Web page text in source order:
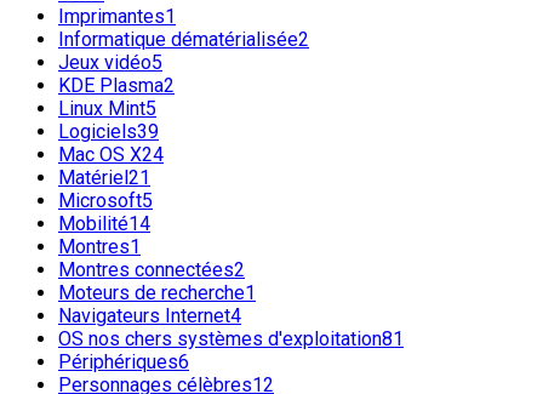
Imprimantes1
Informatique dématérialisée2
Jeux vidéo5
KDE Plasma2
Linux Mint5
Logiciels39
Mac OS X24
Matériel21
Microsoft5
Mobilité14
Montres1
Montres connectées2
Moteurs de recherche1
Navigateurs Internet4
OS nos chers systèmes d'exploitation81
Périphériques6
Personnages célèbres12